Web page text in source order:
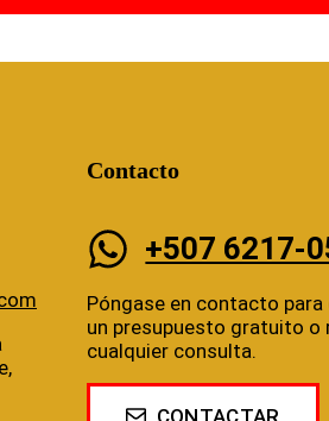
Contacto
+507 6217-
Póngase en contacto
un presupuesto gratuito o
cualquier consulta.
CONTACTAR